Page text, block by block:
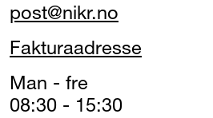
post@nikr.no
Fakturaadresse
Man - fre
08:30 - 15:30